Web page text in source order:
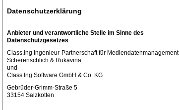
Datenschutzerklärung
Anbieter und verantwortliche Stelle im Sinne des
Datenschutzgesetzes
Class.Ing Ingenieur-Partnerschaft für Mediendatenmanagement
Scherenschlich & Rukavina
und
Class.Ing Software GmbH & Co. KG
Gebrüder-Grimm-Straße 5
33154 Salzkotten